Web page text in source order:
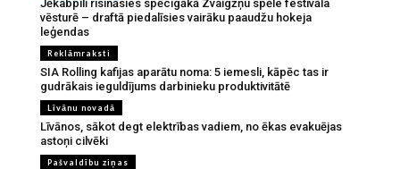
Jēkabpilī risināsies spēcīgākā Zvaigžņu spēle festivāla
vēsturē – draftā piedalīsies vairāku paaudžu hokeja
leģendas
Reklāmraksti
SIA Rolling kafijas aparātu noma: 5 iemesli, kāpēc tas ir
gudrākais ieguldījums darbinieku produktivitātē
Līvānu novadā
Līvānos, sākot degt elektrības vadiem, no ēkas evakuējas
astoņi cilvēki
Pašvaldību ziņas